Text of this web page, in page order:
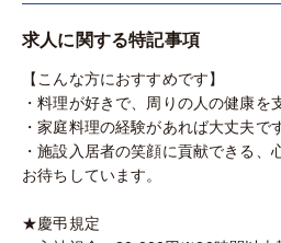
求人に関する特記事項
【こんな方におすすめです】
・料理が好きで、周りの人の健康を
・家庭料理の経験があれば大丈夫で
・施設入居者の笑顔に貢献できる、
お待ちしています。
★慶弔規定